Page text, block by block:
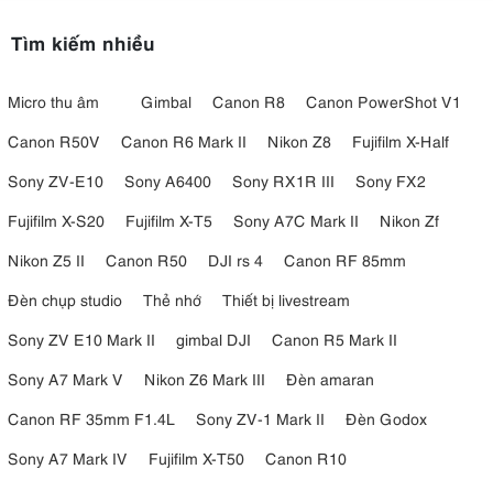
Tìm kiếm nhiều
Micro thu âm Gimbal Canon R8
Canon PowerShot V1
Canon R50V
Canon R6 Mark II Nikon Z8
Fujifilm X-Half
Sony ZV-E10
Sony A6400 Sony RX1R III
Sony FX2
Fujifilm X-S20
Fujifilm X-T5 Sony A7C Mark II
Nikon Zf
Nikon Z5 II
Canon R50 DJI rs 4
Canon RF 85mm
Đèn chụp studio
Thẻ nhớ
Thiết bị livestream
Sony ZV E10 Mark II
gimbal DJI
Canon R5 Mark II
Sony A7 Mark V
Nikon Z6 Mark III
Đèn amaran
Canon RF 35mm F1.4L
Sony ZV-1 Mark II
Đèn Godox
Sony A7 Mark IV
Fujifilm X-T50
Canon R10